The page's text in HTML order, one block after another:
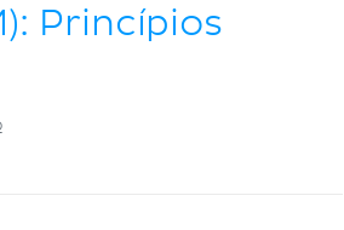
Princípios